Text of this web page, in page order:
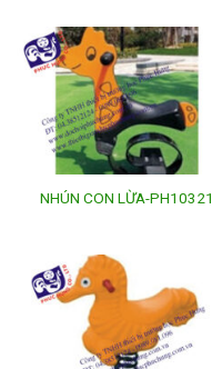
NHÚN CON LỪA-PH10321